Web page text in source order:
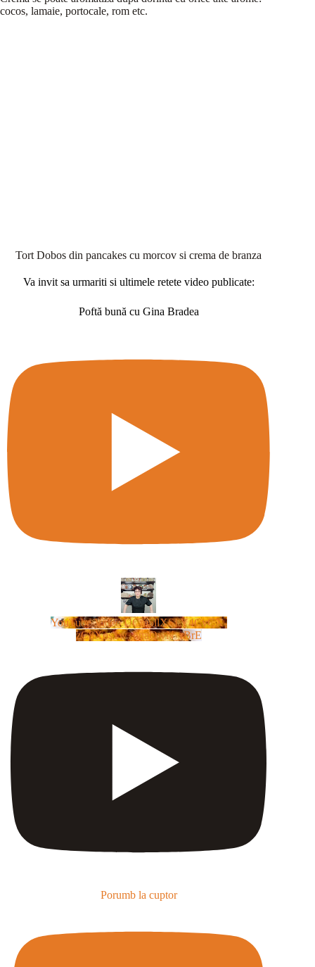
cocos, lamaie, portocale, rom etc.
Tort Dobos din pancakes cu morcov si crema de branza
Va invit sa urmariti si ultimele retete video publicate:
Poftă bună cu Gina Bradea
YouTube Video UCm5llXSLY4CyCX-
zC8XosTw_huaQwN_rBrE
Porumb la cuptor